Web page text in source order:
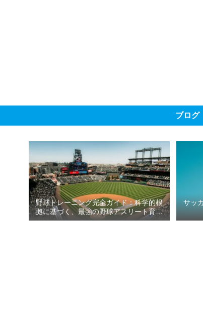
ブログ
野球トレーニング完全ガイド：科学的根
拠に基づく、最強の野球アスリート育成
プラン
サッ